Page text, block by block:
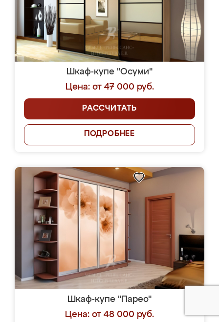
Шкаф-купе "Осуми"
Цена: от 47 000 руб.
РАССЧИТАТЬ
ПОДРОБНЕЕ
Шкаф-купе "Парео"
Цена: от 48 000 руб.